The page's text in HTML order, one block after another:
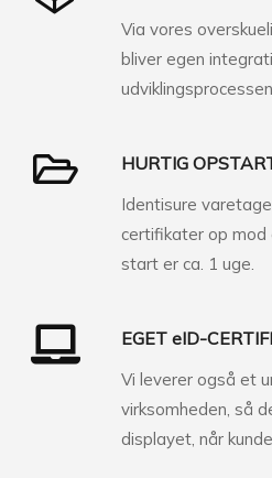
Via vores
bliver egen
HURTIG
Identisure
certifikater op
start er ca. 1 uge.
EGET eID-
Vi leverer også et
virksomheden, så
displayet, når